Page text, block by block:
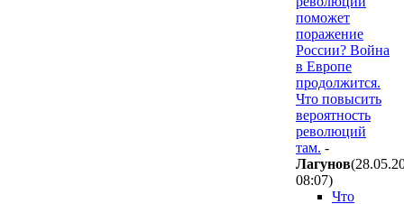
поможет
поражение
России? Война
в Европе
продолжится.
Что повысить
вероятность
революций
там. -
Лaгyнoв
08:07)
Что